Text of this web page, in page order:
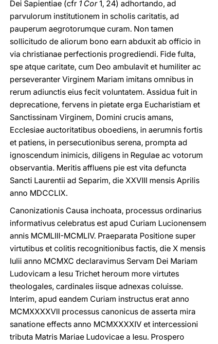
Dei Sapientiae (cfr 1 Cor1, 24) adhortando, ad
parvulorum institutionem in scholis caritatis, ad
pauperum aegrotorumque curam. Non tamen
sollicitudo de aliorum bono earn abduxit ab officio in
via christianae perfectionis progrediendi. Fide fulta,
spe atque caritate, cum Deo ambulavit et humiliter ac
perseveranter Virginem Mariam imitans omnibus in
rerum adiunctis eius fecit voluntatem. Assidua fuit in
deprecatione, fervens in pietate erga Eucharistiam et
Sanctissinam Virginem, Domini crucis amans,
Ecclesiae auctoritatibus oboediens, in aerumnis fortis
et patiens, in persecutionibus serena, prompta ad
ignoscendum inimicis, diligens in Regulae ac votorum
observantia. Meritis affluens pie est vita defuncta
Sancti Laurentii ad Separim, die XXVIII mensis Aprilis
anno MDCCLIX.
Canonizationis Causa inchoata, processus ordinarius
informativus celebratus est apud Curiam Lucionensem
annis MCMLIII-MCMLIV. Praeparata Positione super
virtutibus et colitis recognitionibus factis, die X mensis
Iulii anno MCMXC declaravimus Servam Dei Mariam
Ludovicam a Iesu Trichet heroum more virtutes
theologales, cardinales iisque adnexas coluisse.
Interim, apud eandem Curiam instructus erat anno
MCMXXXXVII processus canonicus de asserta mira
sanatione effects anno MCMXXXXIV et intercessioni
tributa Matris Mariae Ludovicae a Iesu. Prospero